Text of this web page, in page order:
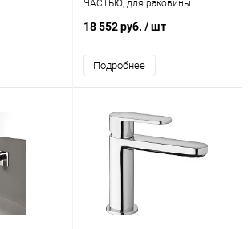
ЧАСТЬЮ, для раковины
18 552 руб. / шт
Подробнее